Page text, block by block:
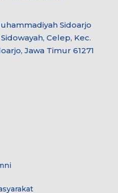
Sidoarjo
Celep, Kec.
Jawa Timur 61271